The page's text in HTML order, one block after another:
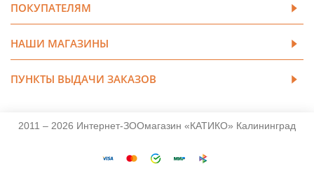
ПОКУПАТЕЛЯМ
НАШИ МАГАЗИНЫ
ПУНКТЫ ВЫДАЧИ ЗАКАЗОВ
2011 – 2026 Интернет-ЗООмагазин «КАТИКО» Калининград